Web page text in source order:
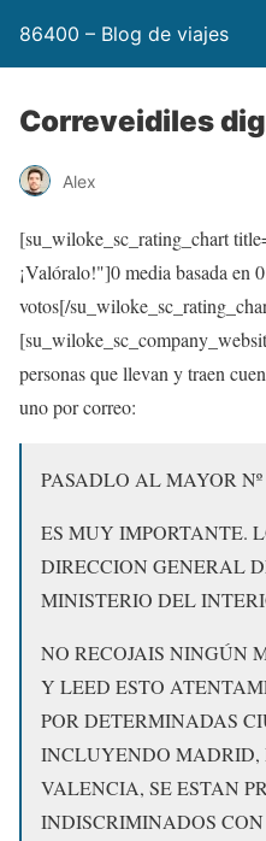
86400 – Blog de viajes
Correveidiles
Alex
[su_wiloke_sc_rating_chart
¡Valóralo!"]0media basada en 0
votos[/
personas que llevan y traen
uno por correo:
PASADLO AL MAYOR
ES MUY IMPORTANTE.
DIRECCION GENERAL
MINISTERIO DEL
NO RECOJAIS NINGÚN
Y LEED ESTO
POR DETERMINADAS
INCLUYENDO MADRID,
VALENCIA, SE ESTAN
INDISCRIMINADOS